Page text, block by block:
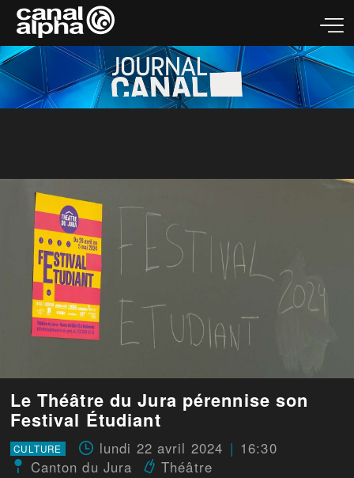
Le Théâtre du Jura pérennise son
Festival Étudiant
CULTURE lundi 22 avril 2024
16:30
Canton du Jura
Théâtre